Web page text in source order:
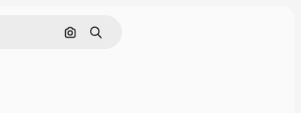
Cerca per immagine
Ricerca